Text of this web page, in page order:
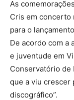
As
Cris em concerto
para o
De acordo com a
e juventude em
Conservatório de
que a viu crescer
discográfico”.